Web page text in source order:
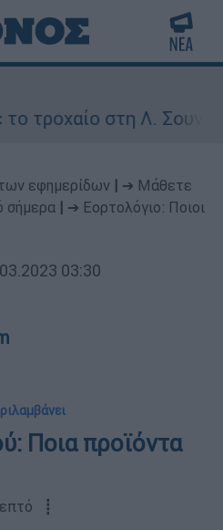
τροχαίο στη Λ.
εφημερίδων
➔ Μάθετε
σήμερα
➔ Εορτολόγιο: Ποιοι
03:30
Ποια προϊόντα
┋